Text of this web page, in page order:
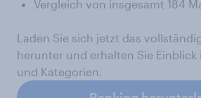
Vergleich von insgesamt 184
Laden Sie sich jetzt das
herunter und erhalten Sie Einblick
und Kategorien.